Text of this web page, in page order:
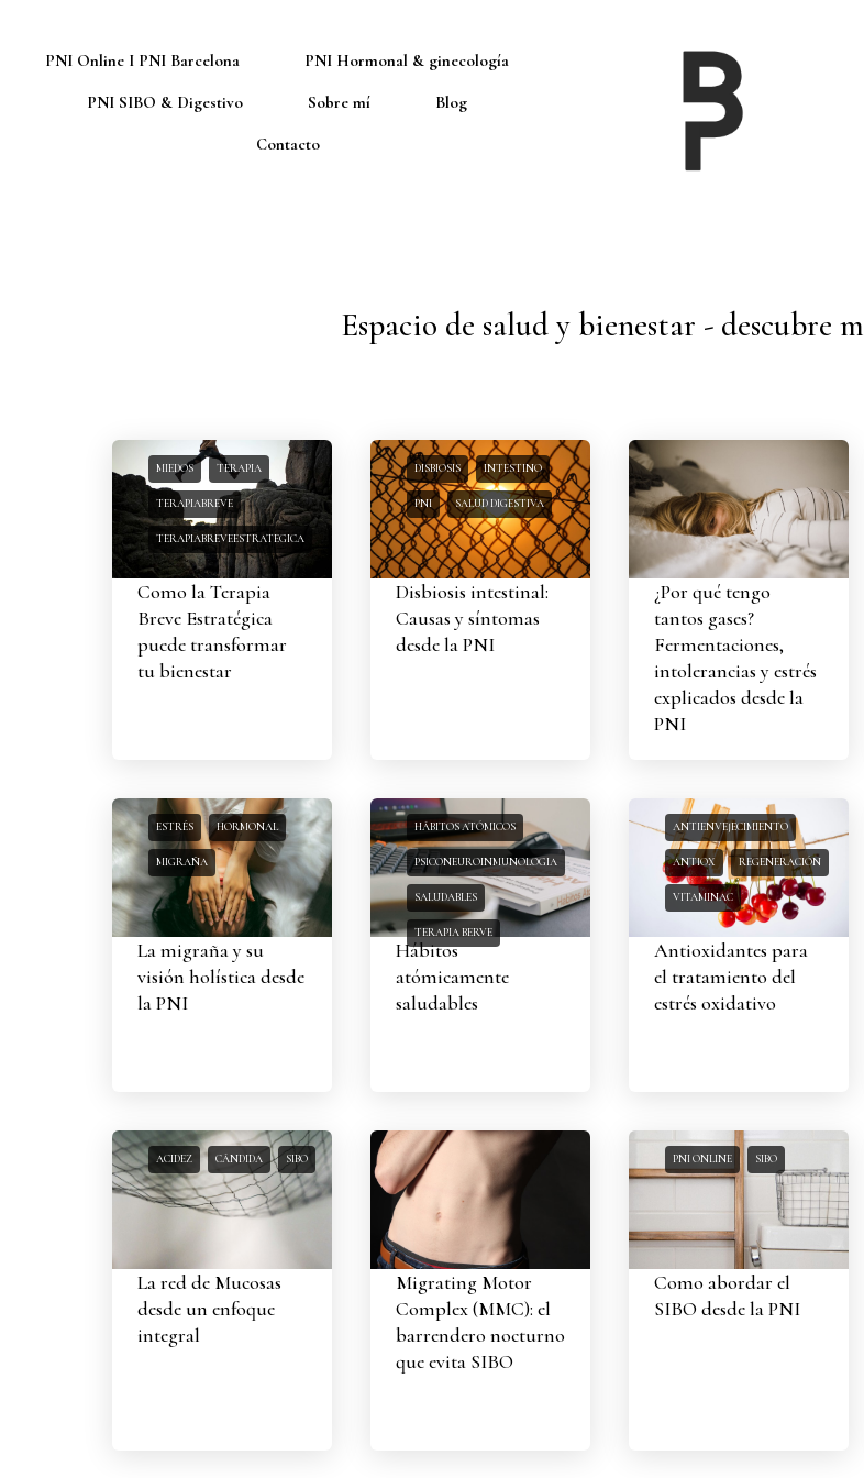
PNI Online I PNI Barcelona PNI Hormonal & ginecología
PNI SIBO & Digestivo Sobre mí Blog
Contacto
Espacio de salud y bienestar - descubre
MIEDOS TERAPIA
TERAPIABREVE
TERAPIABREVEESTRATEGICA
Como la Terapia
Breve Estratégica
puede transformar
tu bienestar
DISBIOSIS INTESTINO
PNI SALUD DIGESTIVA
Disbiosis intestinal:
Causas y síntomas
desde la PNI
¿Por qué tengo
tantos gases?
Fermentaciones,
intolerancias y estrés
explicados desde la
PNI
ESTRÉS HORMONAL
MIGRAÑA
La migraña y su
visión holística desde
la PNI
HÁBITOS ATÓMICOS
PSICONEUROINMUNOLOGIA
SALUDABLES
TERAPIA BERVE
Hábitos
atómicamente
saludables
ANTIENVEJECIMIENTO
ANTIOX REGENERACIÓN
VITAMINAC
Antioxidantes para
el tratamiento del
estrés oxidativo
ACIDEZ CÁNDIDA SIBO
La red de Mucosas
desde un enfoque
integral
Migrating Motor
Complex (MMC): el
barrendero nocturno
que evita SIBO
PNI ONLINE SIBO
Como abordar el
SIBO desde la PNI